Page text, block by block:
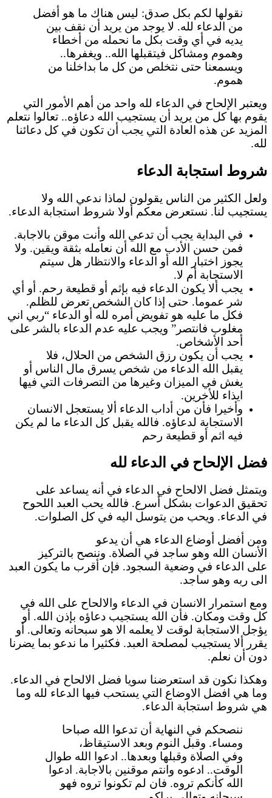
نقولها لكم بكل صدق: ليس هناك ما هو أفضل
من الدعاء لله. لا يوجد من يريد أن نقف بين
يديه في أي وقت بكل ما نحمله من أخطاء
وهموم ومشاكل فيتقبلها الله.. ويغفرها..
ويسمعنا حتى نتخلص من كل ما بداخلنا من
هموم.
ويعتبر الإلحاح في الدعاء لله واحد من أهم الأمور التي
يقوم بها كل من يريد أن يستجيب الله دعاؤه.. تعالوا نتعلم
المزيد عن هذه العادة التي يجب أن تكون في كل دعائنا
لله.
شروط استجابة الدعاء
ولعل الكثير من الناس يقولون لماذا ندعي الله ولا
يستجيب لنا. نستعرض معكم أولا شروط استجابة الدعاء.
في البداية يجب أن تدعي الله وأنت موقن بالاجابة.
فمن حسن الأدب مع الله أن نعامله بثقة ويقين. ولا
يجوز اختبار الله أو الدعاء والانتظار هل سيتم
الاستجابة أم لا.
يجب ألا يكون الدعاء فيه بإثم أو قطيعة رحم. أو أي
شر عموما. حتى إذا كان الشخص تعرض للظلم.
فكل ما عليه هو تفويض أمره لله أو الدعاء “ربي اني
مغلوب فانتصر” ويجب عليه عدم الدعاء بالشر على
أحد الأشخاص.
يجب أن يكون رزق الشخص من الحلال، فلا
يقبل الله الدعاء من شخص يسرق مال الناس أو
يغش في الميزان وغيرها من التصرفات التي فيها
ايذاء للأخرين.
وأخيرا فأن من أداب الدعاء ألا يستعجل الانسان
الاستجابة لدعاؤه. فالله يقبل كل الدعاء ما لم يكن
فيه اثم أو قطيعة رحم
فضل الإلحاح في الدعاء لله
ويتمثل فضل الالحاح في الدعاء في أنه يساعد على
تحقيق الدعوات بشكل أسرع. فالله يحب العبد اللحوح
في الدعاء. ويحب من يتوسل اليه في كل الصلوات.
ومن أفضل أوضاع الدعاء هي أن يدعو
الأنسان الله وهو ساجد في الصلاة. وننصح بالتركيز
على الدعاء في وضعية السجود. فإن أقرب ما يكون العبد
الى ربه وهو ساجد.
ومع استمرار الانسان في الدعاء والالحاح على الله في
كل وقت ومكان. فأن الله يستجيب دعاؤه بإذن الله. أو
يؤجل الاستجابة لوقت لا يعلمه الا هو سبحانه وتعالى. أو
يقرر ألا يستجيب لمصلحة العبد. فكثيرا ما ندعو بما يضرنا
دون أن نعلم.
وهكذا نكون قد استعرضنا سويا فضل الالحاح في الدعاء.
وما هي افضل الاوضاع التي يستحب فيها الدعاء لله وما
هي شروط استجابة الدعاء.
ننصحكم في النهاية أن تدعوا الله صباحا
ومساء. وقبل النوم وبعد الاستيقاظ،
وفي الصلاة وقبلها وبعدها.. ادعوا الله طوال
الوقت.. ادعوه وانتم موقنين بالاجابة. ادعوا
الله كأنكم تروه. فان لم تكونوا تروه فهو